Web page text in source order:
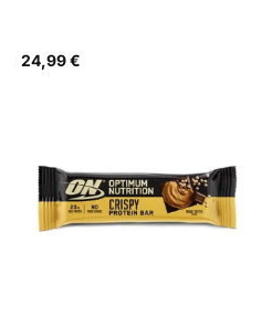
24,99 €